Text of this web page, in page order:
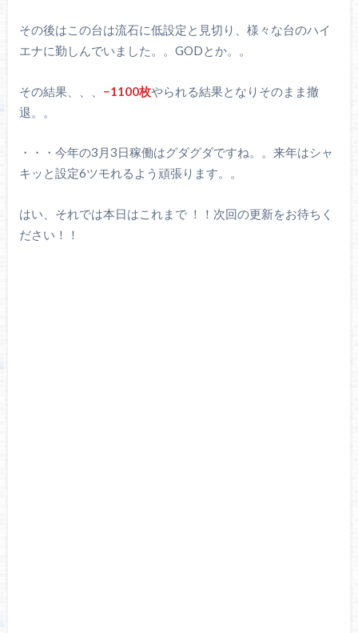
その後はこの台は流石に低設定と見切り、様々な台のハイ
エナに勤しんでいました。。GODとか。。
その結果、、、 −1100枚やられる結果となりそのまま撤
退。。
・・・今年の3月3日稼働はグダグダですね。。来年はシャ
キッと設定6ツモれるよう頑張ります。。
はい、それでは本日はこれまで ！！次回の更新をお待ちく
ださい！！